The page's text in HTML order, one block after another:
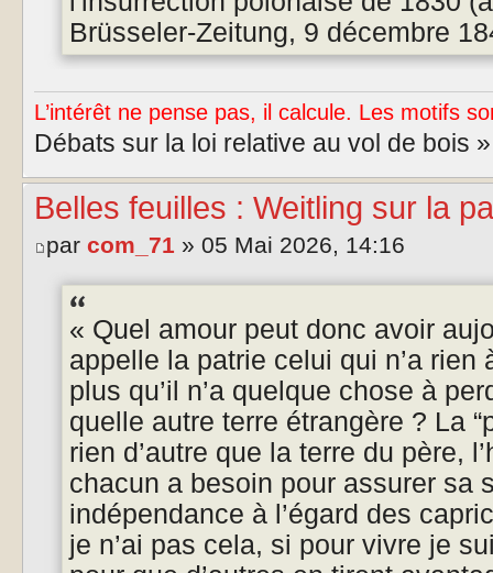
Brüsseler-Zeitung, 9 décembre
L’intérêt ne pense pas, il calcule. Les motifs
Débats sur la loi relative au vol de bois
Belles feuilles : Weitling sur la
par com_71 » 05 Mai 2026, 14:16
« Quel amour peut donc avoir
appelle la patrie celui qui n’a rien
plus qu’il n’a quelque chose à
quelle autre terre étrangère ? La
rien d’autre que la terre du père,
chacun a besoin pour assurer sa
indépendance à l’égard des
je n’ai pas cela, si pour vivre je